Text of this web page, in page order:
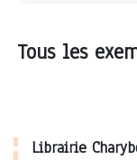
Tous les
Librairie